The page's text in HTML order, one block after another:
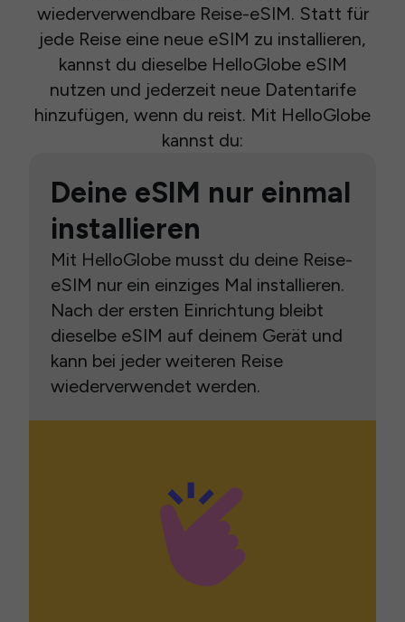
wiederverwendbare Reise-eSIM. Statt für
jede Reise eine neue eSIM zu installieren,
kannst du dieselbe HelloGlobe eSIM
nutzen und jederzeit neue Datentarife
hinzufügen, wenn du reist. Mit HelloGlobe
kannst du:
Deine eSIM nur einmal
installieren
Mit HelloGlobe musst du deine Reise-
eSIM nur ein einziges Mal installieren.
Nach der ersten Einrichtung bleibt
dieselbe eSIM auf deinem Gerät und
kann bei jeder weiteren Reise
wiederverwendet werden.